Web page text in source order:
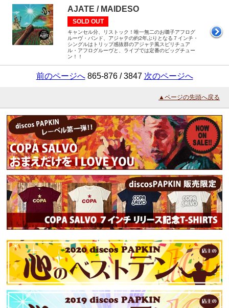
AJATE / MAIDESO
SOLD OUT
キャンセル分、リストック！唯一無二のお囃子アフログ
ルーヴ・バンド、アジャテの約2年ぶりとなる７インチ・
シングルはトリップ感抜群のアジャテ風スピリチュア
ル・アフログルーヴと、ライブでは定番のビッグチュー
ン！！
前のページへ865-876 / 3847 次のページへ
▲ページの先頭へ戻る